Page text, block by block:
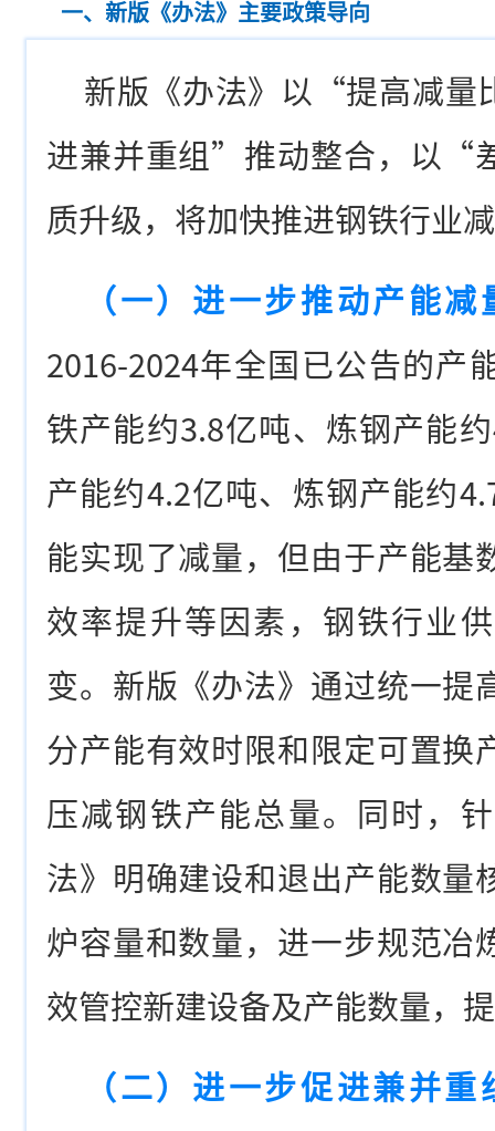
一、新版《办法》主要政策导向
新版《办法》以“提高减
进兼并重组”推动整合，以“
质升级，将加快推进钢铁行业
（一）进一步推动产能减
2016-2024年全国已公告的产
铁产能约3.8亿吨、炼钢产能
产能约4.2亿吨、炼钢产能约
能实现了减量，但由于产能基
效率提升等因素，钢铁行业
变。新版《办法》通过统一提
分产能有效时限和限定可置换
压减钢铁产能总量。同时，
法》明确建设和退出产能数量
炉容量和数量，进一步规范冶
效管控新建设备及产能数量，
（二）进一步促进兼并重